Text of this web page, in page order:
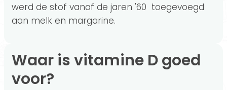
werd de stof vanaf de jaren '60 toegevoegd
aan melk en margarine.
Waar is vitamine D goed
voor?